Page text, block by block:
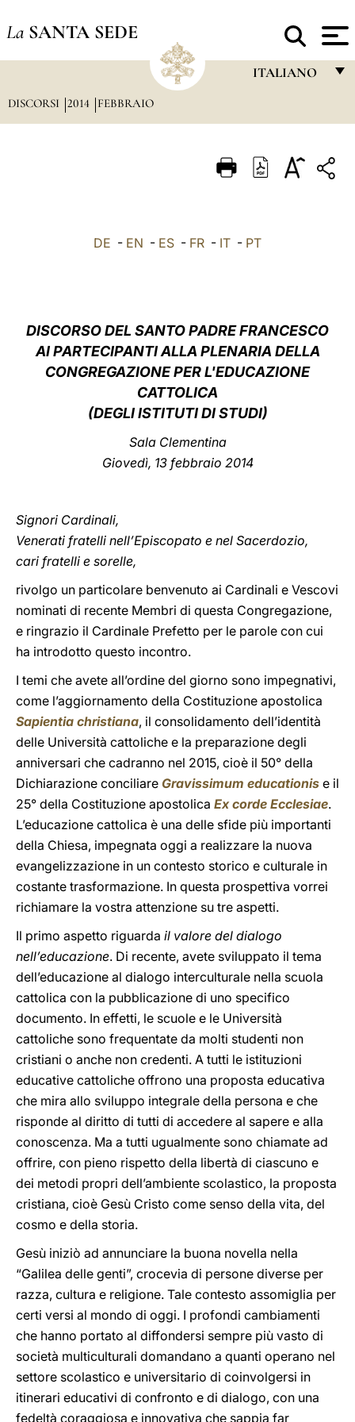
La SANTA SEDE
ITALIANO
ITALIANO
中文
LATINE
DISCORSI 2014 FEBBRAIO
DE - EN - ES - FR - IT - PT
DISCORSO DEL SANTO PADRE FRANCESCO
AI PARTECIPANTI ALLA PLENARIA DELLA
CONGREGAZIONE PER L'EDUCAZIONE
CATTOLICA
(DEGLI ISTITUTI DI STUDI)
Sala Clementina
Giovedì, 13 febbraio 2014
Signori Cardinali,
Venerati fratelli nell’Episcopato e nel Sacerdozio,
cari fratelli e sorelle,
rivolgo un particolare benvenuto ai Cardinali e Vescovi
nominati di recente Membri di questa Congregazione,
e ringrazio il Cardinale Prefetto per le parole con cui
ha introdotto questo incontro.
I temi che avete all’ordine del giorno sono impegnativi,
come l’aggiornamento della Costituzione apostolica
Sapientia christiana, il consolidamento dell’identità
delle Università cattoliche e la preparazione degli
anniversari che cadranno nel 2015, cioè il 50° della
Dichiarazione conciliare Gravissimum educationis e il
25° della Costituzione apostolica Ex corde Ecclesiae.
L’educazione cattolica è una delle sfide più importanti
della Chiesa, impegnata oggi a realizzare la nuova
evangelizzazione in un contesto storico e culturale in
costante trasformazione. In questa prospettiva vorrei
richiamare la vostra attenzione su tre aspetti.
Il primo aspetto riguarda il valore del dialogo
nell’educazione. Di recente, avete sviluppato il tema
dell’educazione al dialogo interculturale nella scuola
cattolica con la pubblicazione di uno specifico
documento. In effetti, le scuole e le Università
cattoliche sono frequentate da molti studenti non
cristiani o anche non credenti. A tutti le istituzioni
educative cattoliche offrono una proposta educativa
che mira allo sviluppo integrale della persona e che
risponde al diritto di tutti di accedere al sapere e alla
conoscenza. Ma a tutti ugualmente sono chiamate ad
offrire, con pieno rispetto della libertà di ciascuno e
dei metodi propri dell’ambiente scolastico, la proposta
cristiana, cioè Gesù Cristo come senso della vita, del
cosmo e della storia.
Gesù iniziò ad annunciare la buona novella nella
“Galilea delle genti”, crocevia di persone diverse per
razza, cultura e religione. Tale contesto assomiglia per
certi versi al mondo di oggi. I profondi cambiamenti
che hanno portato al diffondersi sempre più vasto di
società multiculturali domandano a quanti operano nel
settore scolastico e universitario di coinvolgersi in
itinerari educativi di confronto e di dialogo, con una
fedeltà coraggiosa e innovativa che sappia far